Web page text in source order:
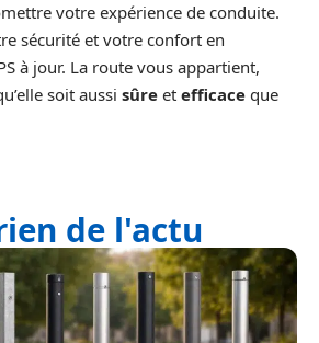
votre expérience de conduite.
sécurité et votre confort en
à jour. La route vous appartient,
soit aussi sûre et efficace que
de l'actu